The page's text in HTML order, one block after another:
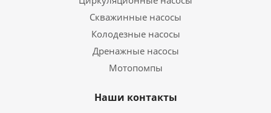
Скважинные насосы
Колодезные насосы
Дренажные насосы
Мотопомпы
Наши контакты